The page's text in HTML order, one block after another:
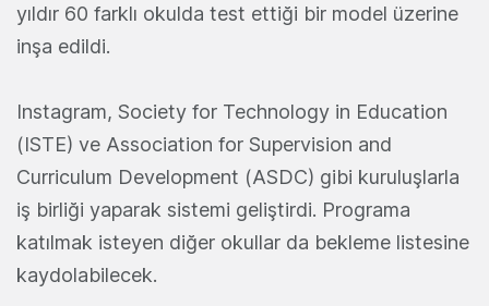
yıldır 60 farklı okulda test ettiği bir model üzerine
inşa edildi.
Instagram, Society for Technology in Education
(ISTE) ve Association for Supervision and
Curriculum Development (ASDC) gibi kuruluşlarla
iş birliği yaparak sistemi geliştirdi. Programa
katılmak isteyen diğer okullar da bekleme listesine
kaydolabilecek.